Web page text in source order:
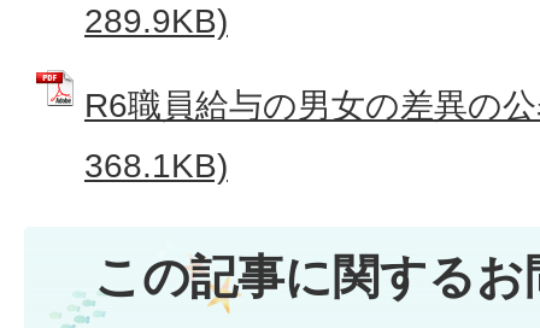
289.9KB)
R6職員給与の男女の差異の
368.1KB)
この記事に関する